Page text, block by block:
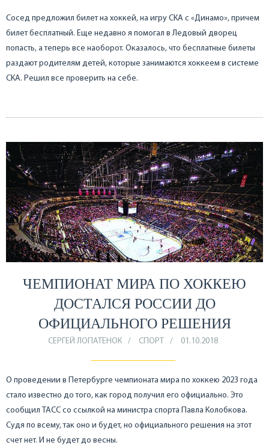
Сосед предложил билет на хоккей, на игру СКА с «Динамо», причем
билет бесплатный. Еще недавно я помогал в Ледовый дворец
попасть, а теперь все наоборот. Оказалось, что бесплатные билеты
раздают родителям детей, которые занимаются хоккеем в системе
СКА. Решил все проверить на себе.
ЧЕМПИОНАТ МИРА ПО ХОККЕЮ
ДОСТАЛСЯ РОССИИ ДО
ОФИЦИАЛЬНОГО РЕШЕНИЯ
СЕРГЕЙ ЛОПАТЕНОК СПОРТ 01.10.2018
О проведении в Петербурге чемпионата мира по хоккею 2023 года
стало известно до того, как город получил его официально. Это
сообщил ТАСС со ссылкой на министра спорта Павла Колобкова.
Судя по всему, так оно и будет, но официального решения на этот
счет нет. И не будет до весны.